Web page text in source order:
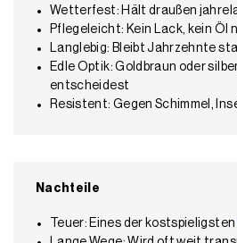
Wetterfest: Hält draußen
Pflegeleicht: Kein Lack, kein Öl
Langlebig: Bleibt Jahrzehnte
Edle Optik: Goldbraun oder
entscheidest
Resistent: Gegen Schimmel,
Nachteile
Teuer: Eines der kostspieligsten